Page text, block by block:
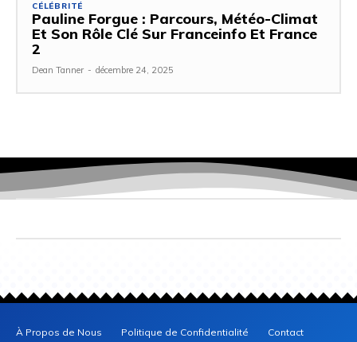
CÉLÉBRITÉ
Pauline Forgue : Parcours, Météo-Climat
Et Son Rôle Clé Sur Franceinfo Et France
2
Dean Tanner - décembre 24, 2025
À Propos de Nous Politique de Confidentialité Contact